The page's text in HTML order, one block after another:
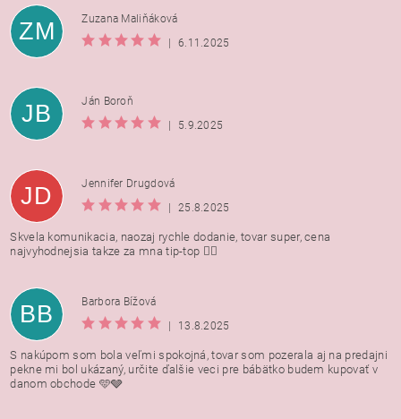
ZM
Zuzana Maliňáková
|
6.11.2025
JB
Ján Boroň
|
5.9.2025
JD
Jennifer Drugdová
|
25.8.2025
Skvela komunikacia, naozaj rychle dodanie, tovar super, cena
najvyhodnejsia takze za mna tip-top 👍🏻
BB
Barbora Bížová
|
13.8.2025
S nakúpom som bola veľmi spokojná, tovar som pozerala aj na predajni
pekne mi bol ukázaný, určite ďalšie veci pre bábätko budem kupovať v
danom obchode 🩵🩶